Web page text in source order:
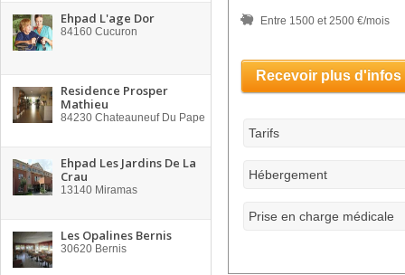
Ehpad L'age Dor
84160 Cucuron
Residence Prosper
Mathieu
84230 Chateauneuf Du Pape
Ehpad Les Jardins De La
Crau
13140 Miramas
Les Opalines Bernis
30620 Bernis
Entre 1500 et 2500 €/mois
Recevoir plus d'infos
Tarifs
Hébergement
Prise en charge médicale